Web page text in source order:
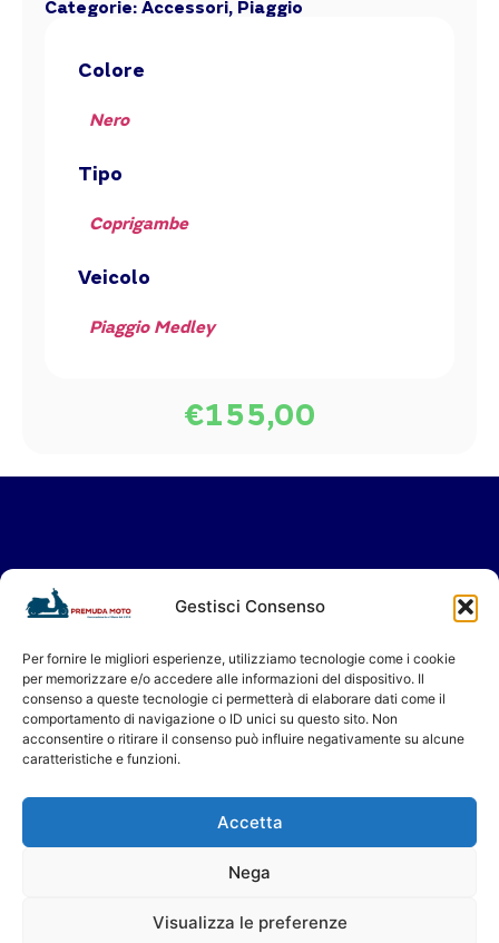
Gestisci Consenso
Per fornire le migliori esperienze, utilizziamo tecnologie come i cookie
per memorizzare e/o accedere alle informazioni del dispositivo. Il
consenso a queste tecnologie ci permetterà di elaborare dati come il
comportamento di navigazione o ID unici su questo sito. Non
acconsentire o ritirare il consenso può influire negativamente su alcune
caratteristiche e funzioni.
Accetta
Nega
Visualizza le preferenze
Categorie: Accessori, Piaggio
Colore
Nero
Tipo
Coprigambe
Veicolo
Piaggio Medley
€155,00
Vieni a trovarci in Showroom
oppure contattaci per il tuo servizio in
Ti aspettiamo!
Premuda Moto - Concessionario a Milano dal 1956
Privacy Policy
P. Iva 08622240151
Premuda Moto - © 2026